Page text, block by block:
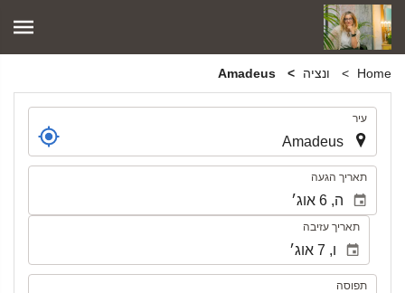
Home ונציה
עיר
תאריך הגעה
תאריך עזיבה
תפוסה
תפוסה